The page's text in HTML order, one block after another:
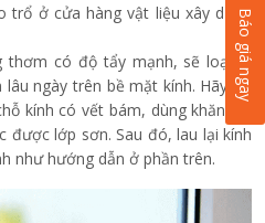
trổ ở cửa hàng vật liệu xây dựng
thơm có độ tẩy mạnh, sẽ loại đi
ngày trên bề mặt kính. Hãy đổ
kính có vết bám, dùng khăn lau
được lớp sơn. Sau đó, lau lại kính
như hướng dẫn ở phần trên.
Báo giá ngay